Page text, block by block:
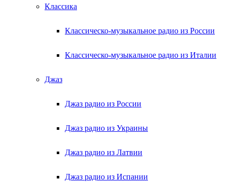
Классика
Классическо-музыкальное радио из России
Классическо-музыкальное радио из Италии
Джаз
Джаз радио из России
Джаз радио из Украины
Джаз радио из Латвии
Джаз радио из Испании